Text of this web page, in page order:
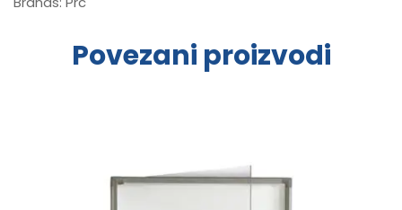
Povezani proizvodi